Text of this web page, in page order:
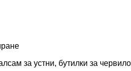
за устни, бутилки за